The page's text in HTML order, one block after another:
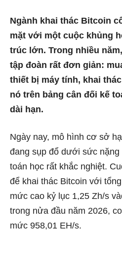
Ngành khai thác Bitcoin
mặt với một cuộc khủng
trúc lớn. Trong nhiều
tập đoàn rất đơn giản:
thiết bị máy tính, khai
nó trên bảng cân đối kế
dài hạn.
Ngày nay, mô hình cơ sở
đang sụp đổ dưới sức
toán học rất khắc nghiệt.
để khai thác Bitcoin với tổng
mức cao kỷ lục 1,25 Zh/s
trong nửa đầu năm 2026,
mức 958,01 EH/s.